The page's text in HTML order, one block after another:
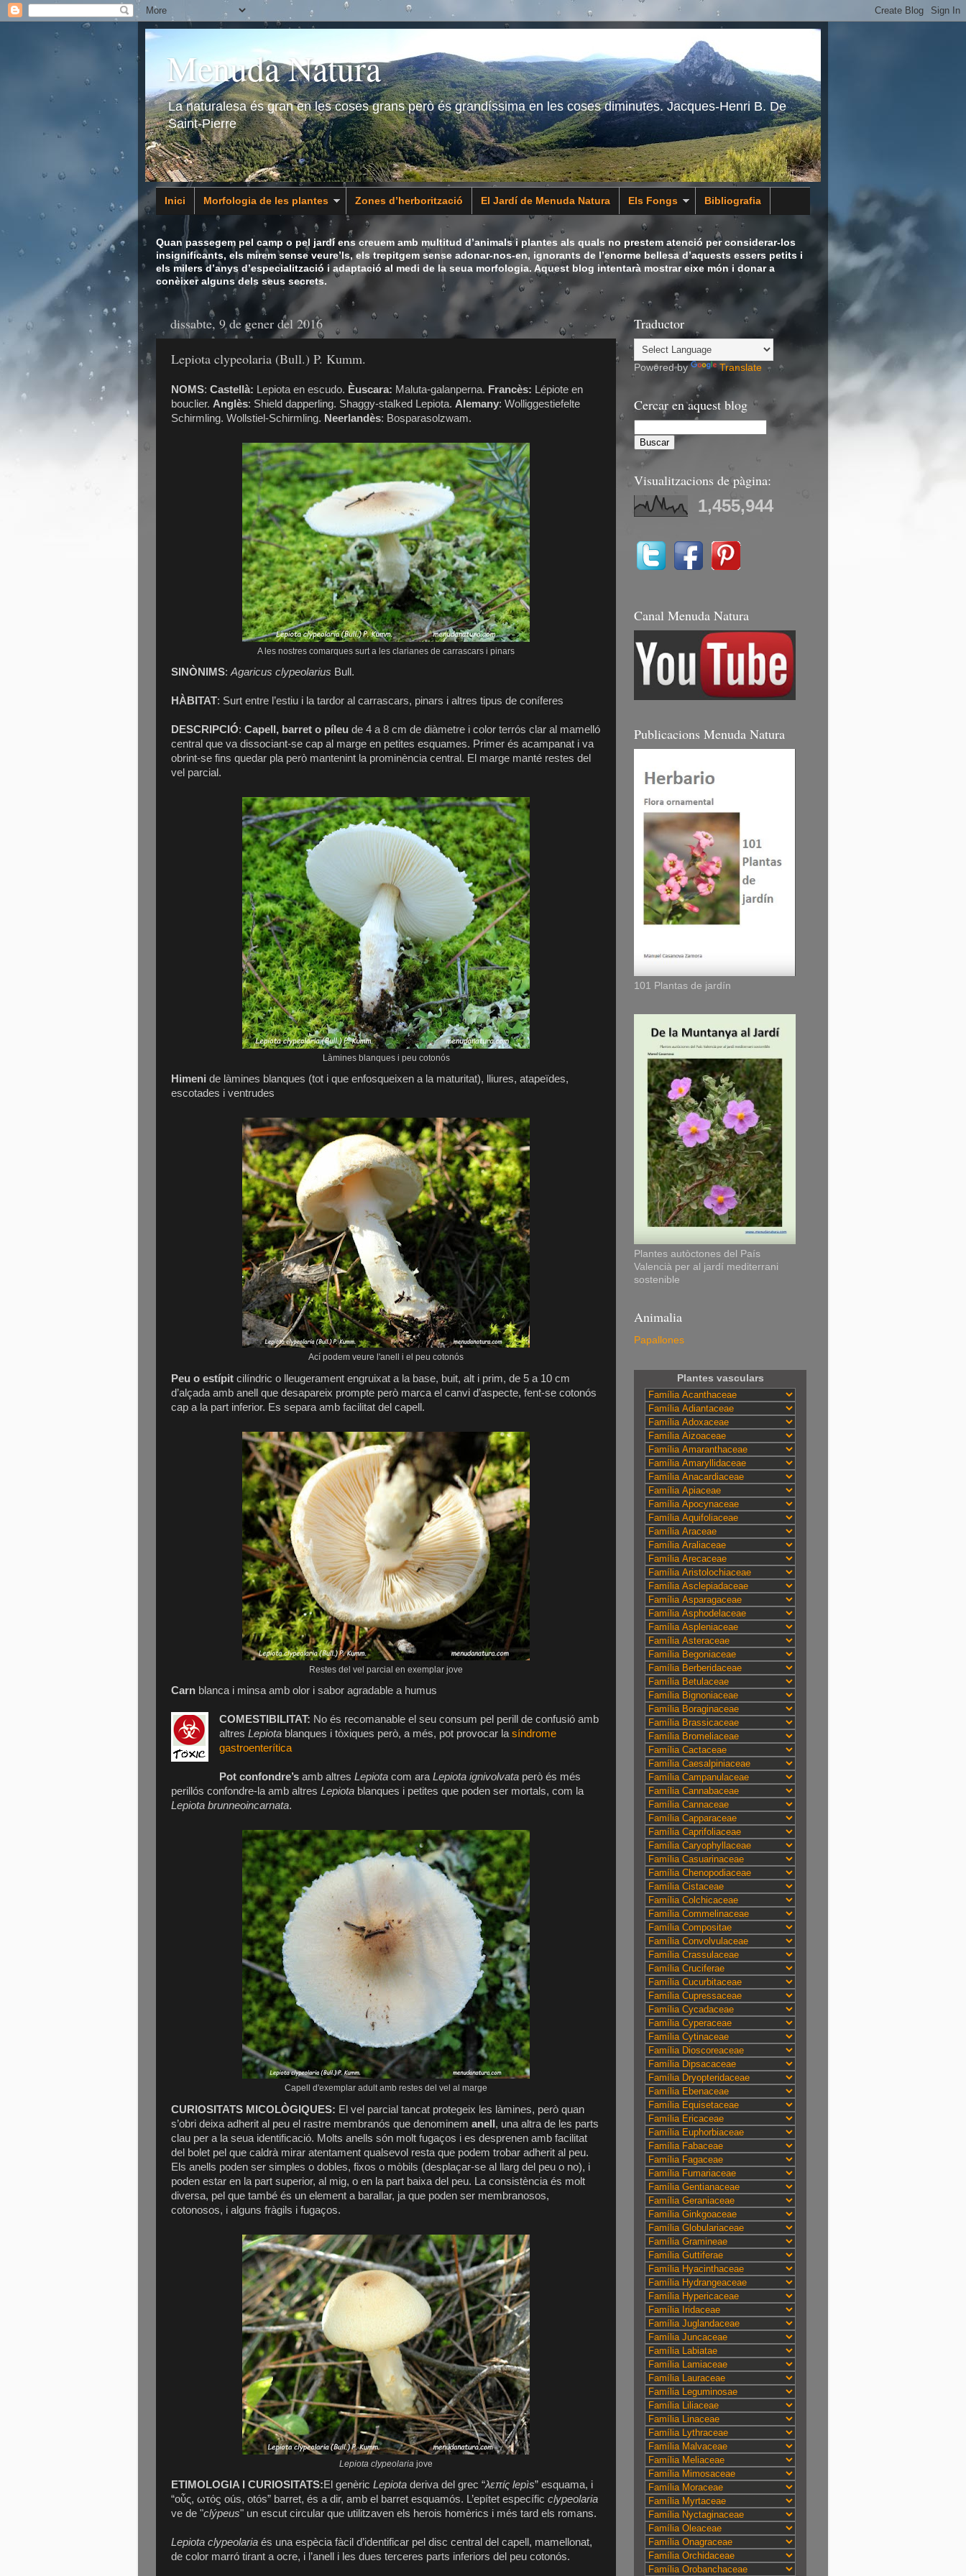
Menuda Natura
La naturalesa és gran en les coses grans però és grandíssima en les coses diminutes. Jacques-Henri B. De
Saint-Pierre
Inici Morfologia de les plantes Zones d’herborització El Jardí de Menuda Natura Els Fongs Bibliografia
Animalia
Quan passegem pel camp o pel jardí ens creuem amb multitud d’animals i plantes als quals no prestem atenció per considerar-los
insignificants, els mirem sense veure’ls, els trepitgem sense adonar-nos-en, ignorants de l’enorme bellesa d’aquests essers petits i
els milers d’anys d’especialització i adaptació al medi de la seua morfologia. Aquest blog intentarà mostrar eixe món i donar a
conèixer alguns dels seus secrets.
dissabte, 9 de gener del 2016
Lepiota clypeolaria (Bull.) P. Kumm.
NOMS: Castellà: Lepiota en escudo. Èuscara: Maluta-galanperna. Francès: Lépiote en
bouclier. Anglès: Shield dapperling. Shaggy-stalked Lepiota. Alemany: Wolliggestiefelte
Schirmling. Wollstiel-Schirmling. Neerlandès: Bosparasolzwam.
A les nostres comarques surt a les clarianes de carrascars i pinars
SINÒNIMS: Agaricus clypeolarius Bull.
HÀBITAT: Surt entre l’estiu i la tardor al carrascars, pinars i altres tipus de coníferes
DESCRIPCIÓ: Capell, barret o píleu de 4 a 8 cm de diàmetre i color terrós clar al mamelló
central que va dissociant-se cap al marge en petites esquames. Primer és acampanat i va
obrint-se fins quedar pla però mantenint la prominència central. El marge manté restes del
vel parcial.
Làmines blanques i peu cotonós
Himeni de làmines blanques (tot i que enfosqueixen a la maturitat), lliures, atapeïdes,
escotades i ventrudes
Ací podem veure l'anell i el peu cotonós
Peu o estípit cilíndric o lleugerament engruixat a la base, buit, alt i prim, de 5 a 10 cm
d’alçada amb anell que desapareix prompte però marca el canvi d’aspecte, fent-se cotonós
cap a la part inferior. Es separa amb facilitat del capell.
Restes del vel parcial en exemplar jove
Carn blanca i minsa amb olor i sabor agradable a humus
COMESTIBILITAT: No és recomanable el seu consum pel perill de confusió amb
altres Lepiotablanques i tòxiques però, a més, pot provocar la síndrome
gastroenterítica
Pot confondre’samb altres Lepiotacom ara Lepiota ignivolvataperò és més
perillós confondre-la amb altres Lepiota blanques i petites que poden ser mortals, com la
Lepiota brunneoincarnata.
Capell d'exemplar adult amb restes del vel al marge
CURIOSITATS MICOLÒGIQUES: El vel parcial tancat protegeix les làmines, però quan
s’obri deixa adherit al peu el rastre membranós que denominem anell , una altra de les parts
clau per a la seua identificació. Molts anells són molt fugaços i es desprenen amb facilitat
del bolet pel que caldrà mirar atentament qualsevol resta que podem trobar adherit al peu.
Els anells poden ser simples o dobles, fixos o mòbils (desplaçar-se al llarg del peu o no), i
poden estar en la part superior, al mig, o en la part baixa del peu. La consistència és molt
diversa, pel que també és un element a barallar, ja que poden ser membranosos,
cotonosos, i alguns fràgils i fugaços.
Lepiota clypeolaria jove
ETIMOLOGIA I CURIOSITATS:El genèric Lepiota deriva del grec “λεπίς lepìs” esquama, i
“οὖς, ωτόϛ oús, otós” barret, és a dir, amb el barret esquamós. L’epítet específic clypeolaria
ve de "clýpeus" un escut circular que utilitzaven els herois homèrics i més tard els romans.
Lepiota clypeolaria és una espècia fàcil d’identificar pel disc central del capell, mamellonat,
de color marró tirant a ocre, i l’anell i les dues terceres parts inferiors del peu cotonós.
Traductor
Powered by Translate
Cercar en aquest blog
Visualitzacions de pàgina:
1,455,944
Canal Menuda Natura
Publicacions Menuda Natura
101 Plantas de jardín
Plantes autòctones del País
Valencià per al jardí mediterrani
sostenible
Animalia
Papallones
Plantes vasculars